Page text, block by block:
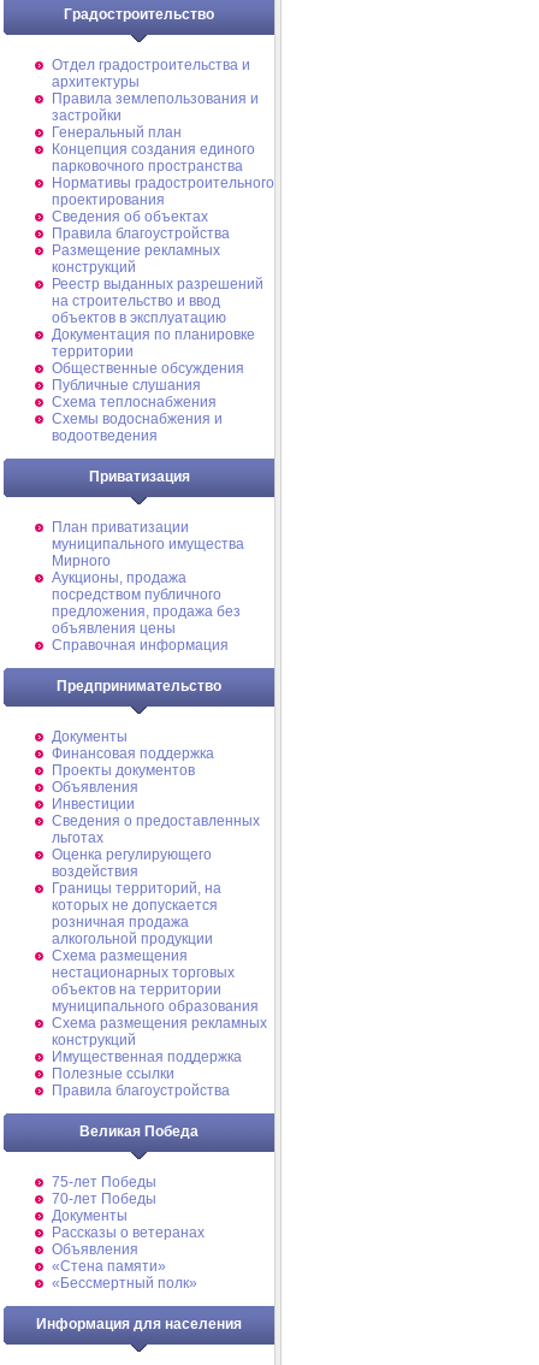
Градостроительство
Отдел градостроительства и
архитектуры
Правила землепользования и
застройки
Генеральный план
Концепция создания единого
парковочного пространства
Нормативы градостроительного
проектирования
Сведения об объектах
Правила благоустройства
Размещение рекламных
конструкций
Реестр выданных разрешений
на строительство и ввод
объектов в эксплуатацию
Документация по планировке
территории
Общественные обсуждения
Публичные слушания
Схема теплоснабжения
Схемы водоснабжения и
водоотведения
Приватизация
План приватизации
муниципального имущества
Мирного
Аукционы, продажа
посредством публичного
предложения, продажа без
объявления цены
Справочная информация
Предпринимательство
Документы
Финансовая поддержка
Проекты документов
Объявления
Инвестиции
Сведения о предоставленных
льготах
Оценка регулирующего
воздействия
Границы территорий, на
которых не допускается
розничная продажа
алкогольной продукции
Схема размещения
нестационарных торговых
объектов на территории
муниципального образования
Схема размещения рекламных
конструкций
Имущественная поддержка
Полезные ссылки
Правила благоустройства
Великая Победа
75-лет Победы
70-лет Победы
Документы
Рассказы о ветеранах
Объявления
«Стена памяти»
«Бессмертный полк»
Информация для населения